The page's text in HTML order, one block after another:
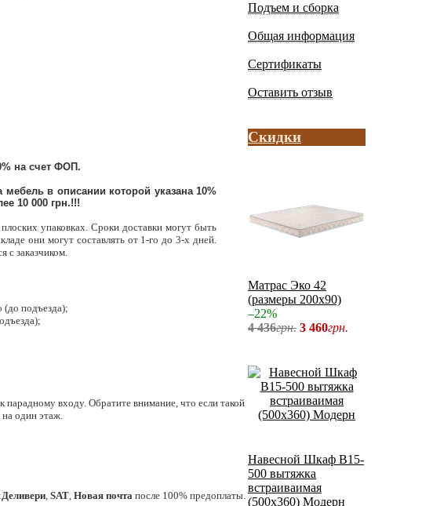
на счет ФОП.
в описании которой указана 10%
10 000 грн.!!!
упаковках. Сроки доставки могут быть
они могут составлять от 1-го до 3-х дней.
с заказчиком.
(до подъезда);
парадному входу. Обратите внимание, что если такой
один этаж.
Деливери SAT Новая почта после 100% предоплаты.
Подъем и сборка
Общая информация
Сертификаты
Оставить отзыв
Скидки
Матрас Эко 42
(размеры 200х90)
–22%
4 436грн. 3 460грн.
Навесной Шкаф В15-
500 вытяжка
встраиваимая
(500x360) Модерн